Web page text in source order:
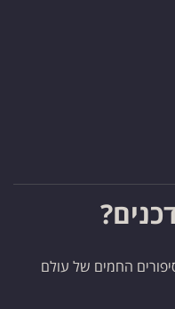
החמים של עולם